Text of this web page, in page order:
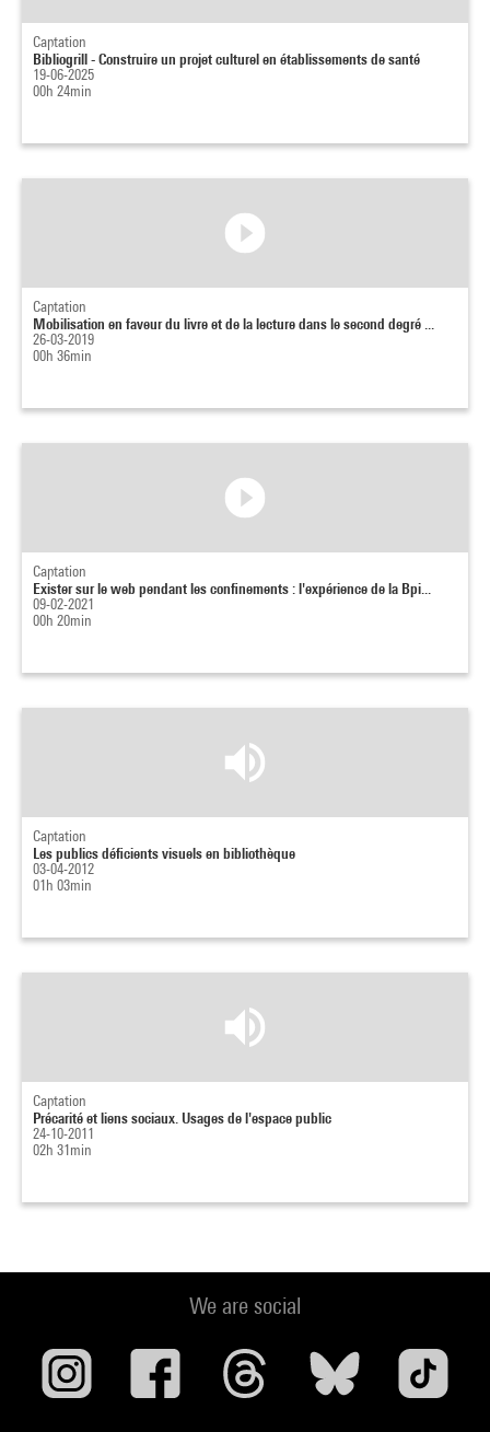
Captation
Bibliogrill - Construire un projet culturel en établissements de santé
19-06-2025
00h 24min
Captation
Mobilisation en faveur du livre et de la lecture dans le second degré ...
26-03-2019
00h 36min
Captation
Exister sur le web pendant les confinements : l'expérience de la Bpi...
09-02-2021
00h 20min
Captation
Les publics déficients visuels en bibliothèque
03-04-2012
01h 03min
Captation
Précarité et liens sociaux. Usages de l'espace public
24-10-2011
02h 31min
We are social